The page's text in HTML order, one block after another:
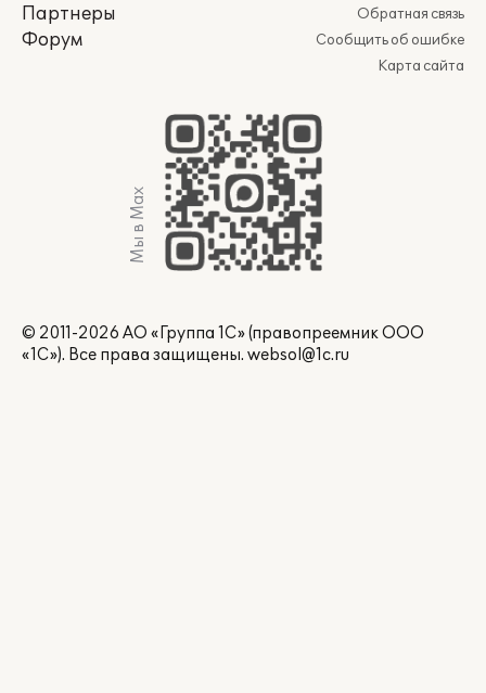
Партнеры
Форум
Обратная связь
Сообщить об ошибке
Карта сайта
Мы в Max
© 2011-2026 АО «Группа 1С» (правопреемник ООО
«1С»). Все права защищены. websol@1c.ru